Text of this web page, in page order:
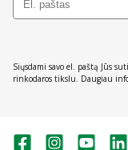
Siųsdami savo el. paštą Jūs
rinkodaros tikslu. Daugiau